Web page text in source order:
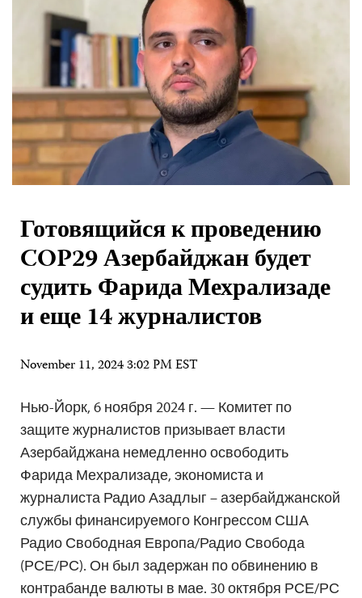
Готовящийся к проведению
COP29 Азербайджан будет
судить Фарида Мехрализаде
и еще 14 журналистов
November 11, 2024 3:02 PM EST
Нью-Йорк, 6 ноября 2024 г. — Комитет по
защите журналистов призывает власти
Азербайджана немедленно освободить
Фарида Мехрализаде, экономиста и
журналиста Радио Азадлыг – азербайджанской
службы финансируемого Конгрессом США
Радио Свободная Европа/Радио Свобода
(РСЕ/РС). Он был задержан по обвинению в
контрабанде валюты в мае. 30 октября РСЕ/РС